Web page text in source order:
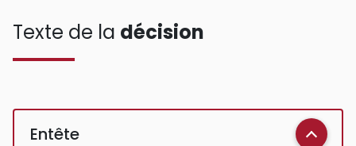
Texte de la décision
Entête